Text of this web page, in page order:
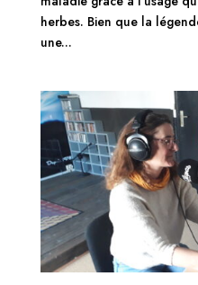
herbes. Bien que la
une...